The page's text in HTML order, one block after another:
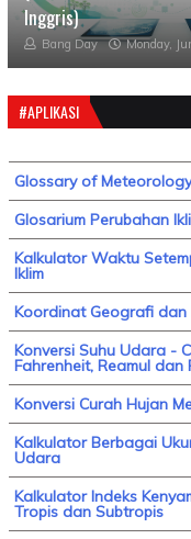
Inggris)
Bang Day Monday,
#APLIKASI
Glossary of Meteorology
Glosarium Perubahan
Kalkulator Waktu
Iklim
Koordinat Geografi dan
Konversi Suhu Udara -
Fahrenheit, Reamul dan
Konversi Curah Hujan
Kalkulator Berbagai
Udara
Kalkulator Indeks
Tropis dan Subtropis